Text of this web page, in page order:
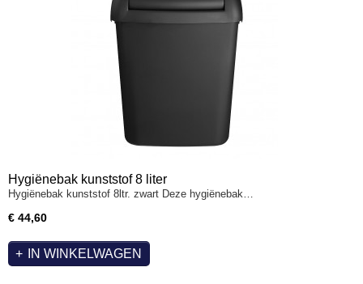
Hygiënebak kunststof 8 liter
Hygiënebak kunststof 8ltr. zwart Deze hygiënebak…
€ 44,60
IN WINKELWAGEN